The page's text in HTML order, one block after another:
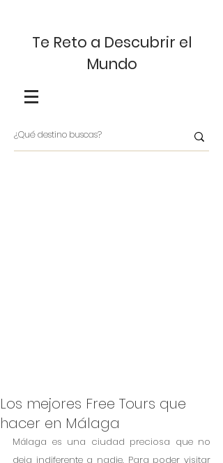
Te Reto a Descubrir el
Mundo
Los mejores Free Tours que
hacer en Málaga
Málaga es una ciudad preciosa que no
deja indiferente a nadie. Para poder visitar